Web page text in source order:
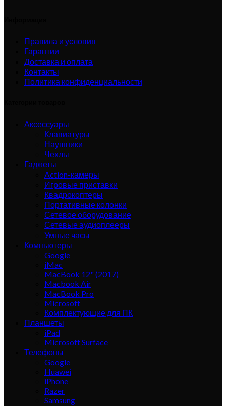
Правила и условия
Гарантии
Доставка и оплата
Контакты
Политика конфиденциальности
Аксессуары
Клавиатуры
Наушники
Чехлы
Гаджеты
Action-камеры
Игровые приставки
Квадрокоптеры
Портативные колонки
Сетевое оборудование
Сетевые аудиоплееры
Умные часы
Компьютеры
Google
iMac
MacBook 12" (2017)
Macbook Air
MacBook Pro
Microsoft
Комплектующие для ПК
Планшеты
iPad
Microsoft Surface
Телефоны
Google
Huawei
iPhone
Razer
Samsung